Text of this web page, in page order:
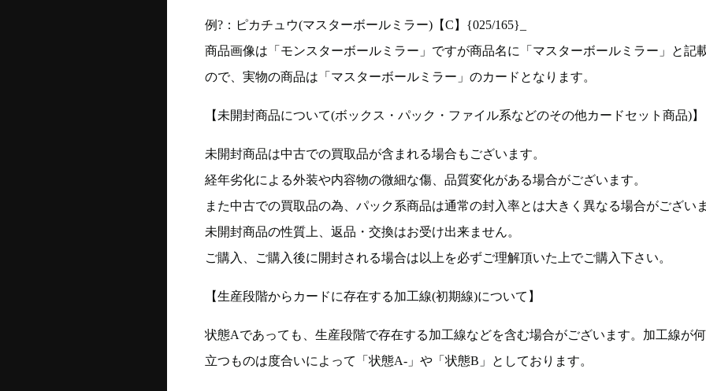
例?：ピカチュウ(マスターボールミラー)【C】{025/165}_
商品画像は「モンスターボールミラー」ですが商品名に「マスターボールミラー」と記
ので、実物の商品は「マスターボールミラー」のカードとなります。
【未開封商品について(ボックス・パック・ファイル系などのその他カードセット商品)】
未開封商品は中古での買取品が含まれる場合もございます。
経年劣化による外装や内容物の微細な傷、品質変化がある場合がございます。
また中古での買取品の為、パック系商品は通常の封入率とは大きく異なる場合がございま
未開封商品の性質上、返品・交換はお受け出来ません。
ご購入、ご購入後に開封される場合は以上を必ずご理解頂いた上でご購入下さい。
【生産段階からカードに存在する加工線(初期線)について】
状態Aであっても、生産段階で存在する加工線などを含む場合がございます。加工線が何
立つものは度合いによって「状態A-」や「状態B」としております。